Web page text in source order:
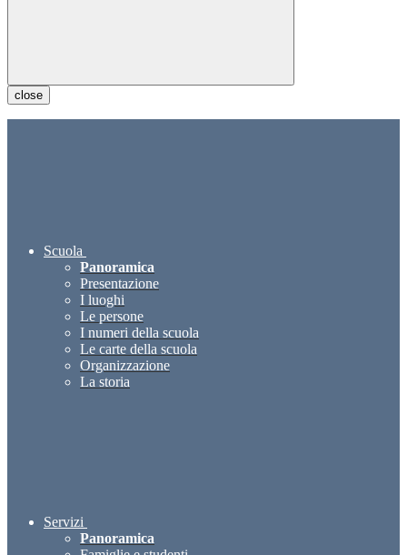
close
Scuola
Panoramica
Presentazione
I luoghi
Le persone
I numeri della scuola
Le carte della scuola
Organizzazione
La storia
Servizi
Panoramica